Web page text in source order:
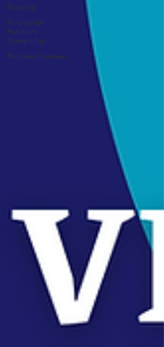
BlogHop
Kurz erklärt -
Rund um
Stampin'Up!
Frühjahr-/Sommer